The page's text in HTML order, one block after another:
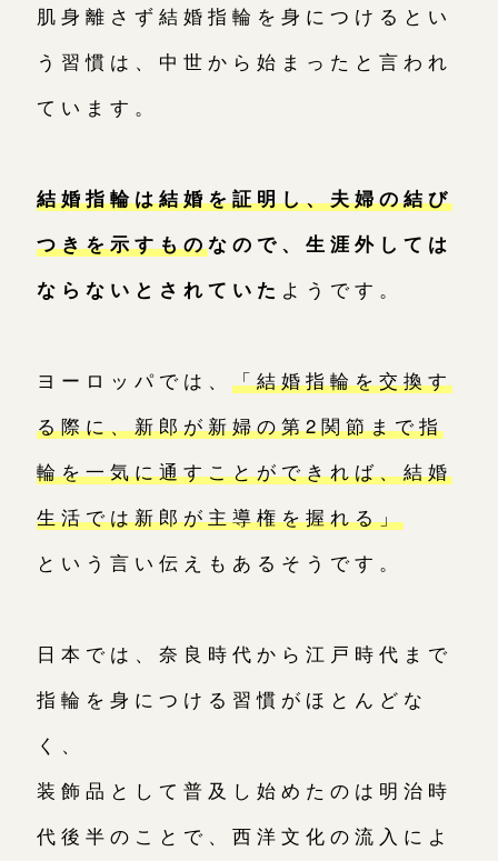
肌身離さず結婚指輪を身につけるとい
う習慣は、中世から始まったと言われ
ています。
結婚指輪は結婚を証明し、夫婦の結び
つきを示すものなので、生涯外しては
ならないとされていた ようです。
ヨーロッパでは、 「結婚指輪を交換す
る際に、新郎が新婦の第2関節まで指
輪を一気に通すことができれば、結婚
生活では新郎が主導権を握れる」
という言い伝えもあるそうです。
日本では、奈良時代から江戸時代まで
指輪を身につける習慣がほとんどな
く、
装飾品として普及し始めたのは明治時
代後半のことで、西洋文化の流入によ